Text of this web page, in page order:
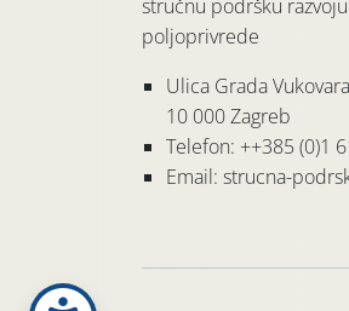
stručnu podršku razvoju
poljoprivrede
Ulica Grada
10 000 Zagreb
Telefon: ++385 (0)1
Email: strucna-